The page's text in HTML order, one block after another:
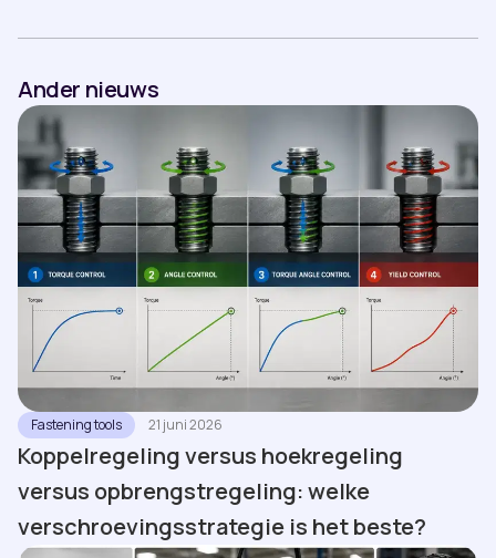
Ander nieuws
Fastening tools 21 juni 2026
Koppelregeling versus hoekregeling
versus opbrengstregeling: welke
verschroevingsstrategie is het beste?